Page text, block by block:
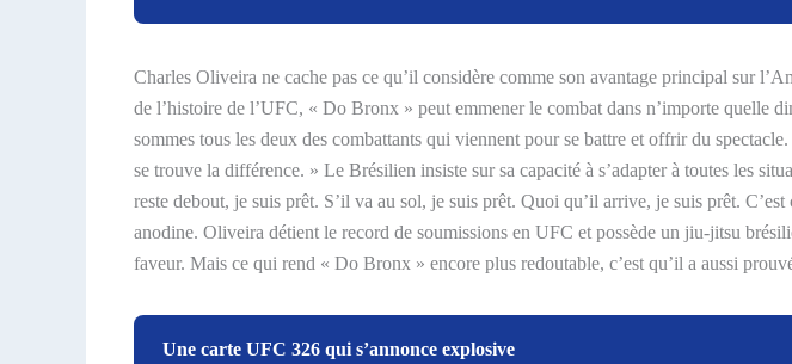
Charles Oliveira ne cache pas ce qu’il considère comme son avantage principal sur
de l’histoire de l’UFC, « Do Bronx » peut emmener le combat dans n’importe quelle
sommes tous les deux des combattants qui viennent pour se battre et offrir du
se trouve la différence. » Le Brésilien insiste sur sa capacité à s’adapter à toutes les
reste debout, je suis prêt. S’il va au sol, je suis prêt. Quoi qu’il arrive, je suis prêt.
anodine. Oliveira détient le record de soumissions en UFC et possède un jiu-jitsu
faveur. Mais ce qui rend « Do Bronx » encore plus redoutable, c’est qu’il a aussi
Une carte UFC 326 qui s’annonce explosive